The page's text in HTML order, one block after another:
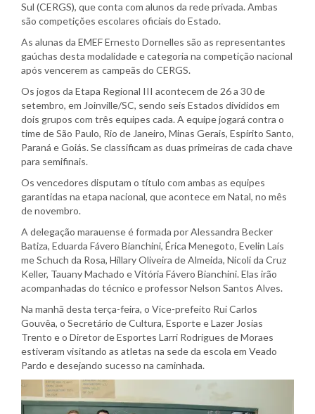
Sul (CERGS), que conta com alunos da rede privada. Ambas
são competições escolares oficiais do Estado.
As alunas da EMEF Ernesto Dornelles são as representantes
gaúchas desta modalidade e categoria na competição nacional
após vencerem as campeãs do CERGS.
Os jogos da Etapa Regional III acontecem de 26 a 30 de
setembro, em Joinville/SC, sendo seis Estados divididos em
dois grupos com três equipes cada. A equipe jogará contra o
time de São Paulo, Rio de Janeiro, Minas Gerais, Espírito Santo,
Paraná e Goiás. Se classificam as duas primeiras de cada chave
para semifinais.
Os vencedores disputam o título com ambas as equipes
garantidas na etapa nacional, que acontece em Natal, no mês
de novembro.
A delegação marauense é formada por Alessandra Becker
Batiza, Eduarda Fávero Bianchini, Érica Menegoto, Evelin Laís
me Schuch da Rosa, Hillary Oliveira de Almeida, Nicoli da Cruz
Keller, Tauany Machado e Vitória Fávero Bianchini. Elas irão
acompanhadas do técnico e professor Nelson Santos Alves.
Na manhã desta terça-feira, o Vice-prefeito Rui Carlos
Gouvêa, o Secretário de Cultura, Esporte e Lazer Josias
Trento e o Diretor de Esportes Larri Rodrigues de Moraes
estiveram visitando as atletas na sede da escola em Veado
Pardo e desejando sucesso na caminhada.